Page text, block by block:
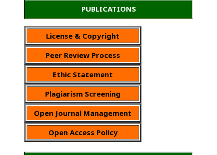
PUBLICATIONS
License & Copyright
Peer Review Process
Ethic Statement
Plagiarism Screening
Open Journal Management
Open Access Policy